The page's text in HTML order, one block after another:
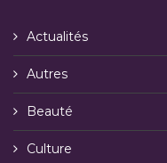
Actualités
Autres
Beauté
Culture